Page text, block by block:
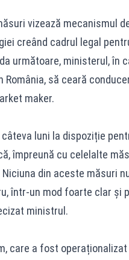
vizează mecanismul
creând cadrul legal
următoare, ministerul, în
România, să ceară
maker.
luni la dispoziție
împreună cu celelalte
din aceste măsuri
într-un mod foarte clar și
ministrul.
care a fost